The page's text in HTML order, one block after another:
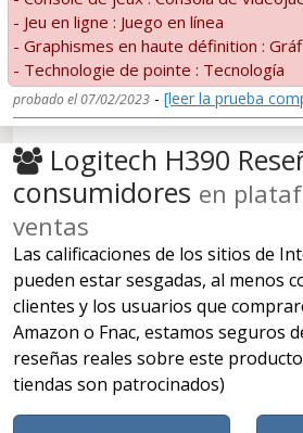
- Jeu en ligne : Juego en línea
- Graphismes en haute définition :
- Technologie de pointe : Tecnología
probado el 07/02/2023 - [leer la prueba
Logitech H390
consumidores en
ventas
Las calificaciones de los sitios de
pueden estar sesgadas, al menos
clientes y los usuarios que
Amazon o Fnac, estamos seguros
reseñas reales sobre este
tiendas son patrocinados)